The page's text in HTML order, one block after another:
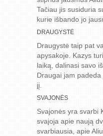
Tačiau jis susiduria
kurie išbando jo
DRAUGYSTĖ
Draugystė taip pat
apysakoje. Kazys
laiką, dalinasi savo
Draugai jam
jį.
SVAJONĖS
Svajonės yra svarbi
svajoja apie naują
svarbiausia, apie